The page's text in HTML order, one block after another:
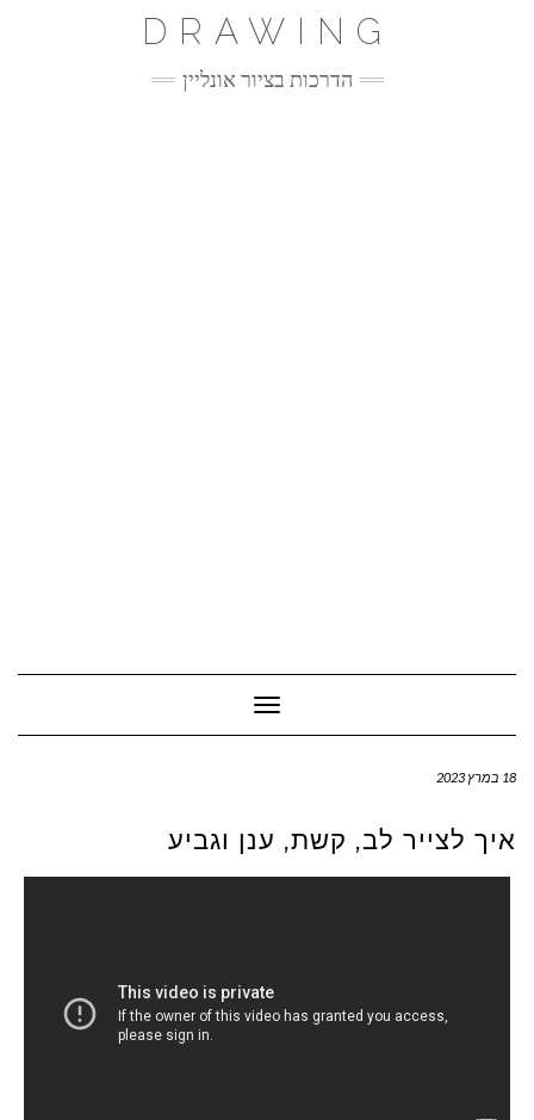
DRAWING
הדרכות בציור אונליין
Toggle Navigation
18 במרץ 2023
איך לצייר לב, קשת, ענן וגביע